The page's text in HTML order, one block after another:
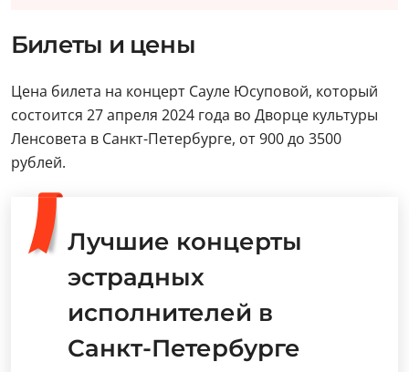
Билеты и цены
Цена билета на концерт Сауле Юсуповой, который
состоится 27 апреля 2024 года во Дворце культуры
Ленсовета в Санкт-Петербурге, от 900 до 3500
рублей.
Лучшие концерты
эстрадных
исполнителей в
Санкт-Петербурге